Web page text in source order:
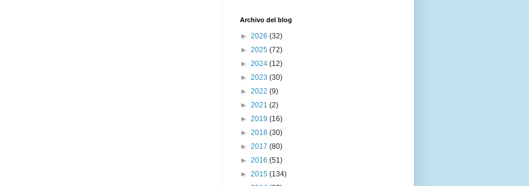
Archivo del blog
► 2026 (32)
► 2025 (72)
► 2024 (12)
► 2023 (30)
► 2022 (9)
► 2021 (2)
► 2019 (16)
► 2018 (30)
► 2017 (80)
► 2016 (51)
► 2015 (134)